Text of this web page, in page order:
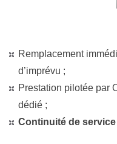
Remplacement
d’imprévu ;
Prestation pilotée par
dédié ;
Continuité de service